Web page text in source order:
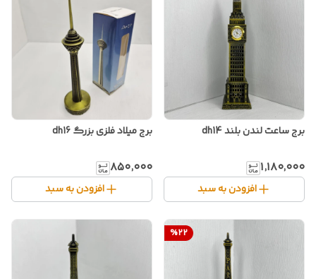
برج ساعت لندن بلند dh14
۱٬۱۸۰٬۰۰۰
افزودن به سبد
برج میلاد فلزی بزرگ dh16
۸۵۰٬۰۰۰
افزودن به سبد
%22